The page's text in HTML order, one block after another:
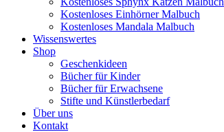
Kostenloses Einhörner Malbuch
Kostenloses Mandala Malbuch
Wissenswertes
Shop
Geschenkideen
Bücher für Kinder
Bücher für Erwachsene
Stifte und Künstlerbedarf
Über uns
Kontakt